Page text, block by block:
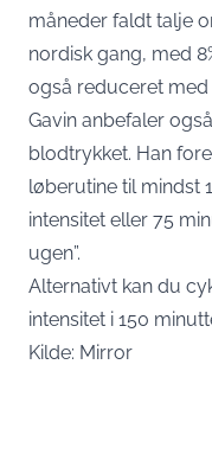
måneder faldt talje
nordisk gang, med
også reduceret med
Gavin anbefaler
blodtrykket. Han
løberutine til mindst
intensitet eller 75
ugen”.
Alternativt kan du
intensitet i 150
Kilde: Mirror